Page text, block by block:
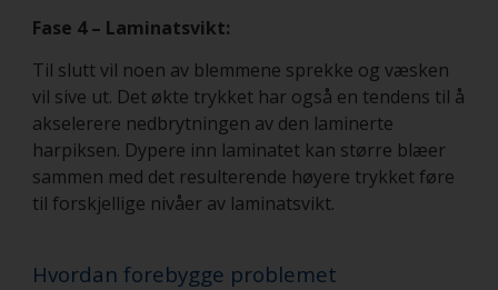
Fase 4 – Laminatsvikt:
Til slutt vil noen av blemmene sprekke og væsken
vil sive ut. Det økte trykket har også en tendens til å
akselerere nedbrytningen av den laminerte
harpiksen. Dypere inn laminatet kan større blæer
sammen med det resulterende høyere trykket føre
til forskjellige nivåer av laminatsvikt.
Hvordan forebygge problemet